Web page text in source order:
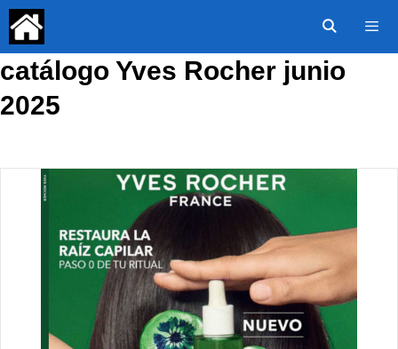
Saltar
contenido
catálogo Yves Rocher junio
2025